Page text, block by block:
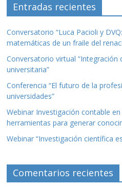
Entradas recientes
Conversatorio “Luca Pacioli y
matemáticas de un fraile del
Conversatorio virtual “Integración
universitaria”
Conferencia “El futuro de la
universidades”
Webinar Investigación contable
herramientas para generar
Webinar “Investigación científica
Comentarios recientes